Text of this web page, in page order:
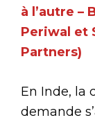
à l’autre –
Periwal et
Partners)
En Inde, la
demande